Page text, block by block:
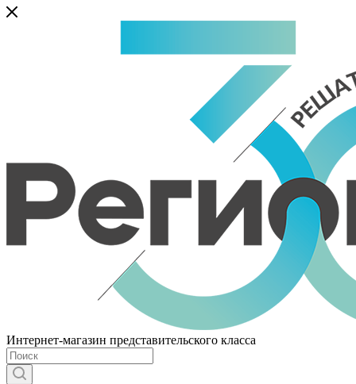
Интернет-магазин представительского класса